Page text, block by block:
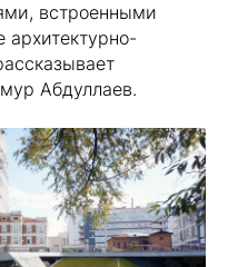
встроенными
Абдуллаев.